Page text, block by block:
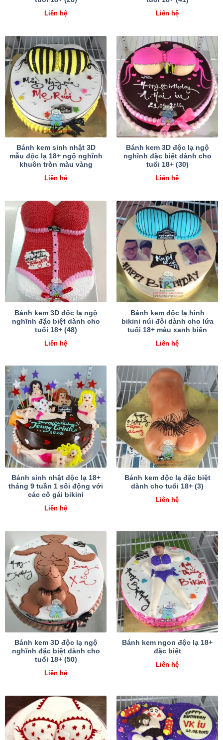
Liên hệ
Liên hệ
Bánh kem sinh nhật 3D
mẫu độc lạ 18+ ngộ nghĩnh
khuôn tròn màu vàng
Liên hệ
Bánh kem 3D độc lạ ngộ
nghĩnh đặc biệt dành cho
tuổi 18+ (30)
Liên hệ
Bánh kem 3D độc lạ ngộ
nghĩnh đặc biệt dành cho
tuổi 18+ (48)
Liên hệ
Bánh kem độc lạ hình
bikini núi đôi dành cho lứa
tuổi 18+ màu xanh biển
Liên hệ
Bánh sinh nhật độc lạ 18+
tháng 9 tuần 1 sôi động với
các cô gái bikini
Liên hệ
Bánh kem độc lạ đặc biệt
dành cho tuổi 18+ (3)
Liên hệ
Bánh kem 3D độc lạ ngộ
nghĩnh đặc biệt dành cho
tuổi 18+ (50)
Liên hệ
Bánh kem ngon độc lạ 18+
đặc biệt
Liên hệ